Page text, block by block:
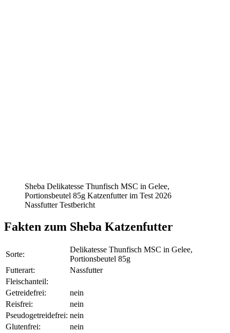
Sheba Delikatesse Thunfisch MSC in Gelee,
Portionsbeutel 85g Katzenfutter im Test 2026
Nassfutter Testbericht
Fakten zum Sheba Katzenfutter
Sorte:
Delikatesse Thunfisch MSC in Gelee,
Portionsbeutel 85g
Futterart:
Nassfutter
Fleischanteil:
Getreidefrei:
nein
Reisfrei:
nein
Pseudogetreidefrei: nein
Glutenfrei:
nein